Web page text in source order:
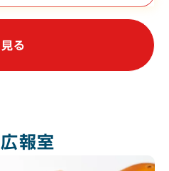
はございませんが、不定期で上
ております。催事等の情報は、
る
報室